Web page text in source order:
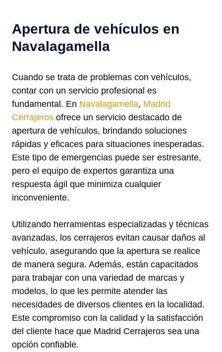
Apertura de vehículos en
Navalagamella
Cuando se trata de problemas con vehículos,
contar con un servicio profesional es
fundamental. En Navalagamella, Madrid
Cerrajeros ofrece un servicio destacado de
apertura de vehículos, brindando soluciones
rápidas y eficaces para situaciones inesperadas.
Este tipo de emergencias puede ser estresante,
pero el equipo de expertos garantiza una
respuesta ágil que minimiza cualquier
inconveniente.
Utilizando herramientas especializadas y técnicas
avanzadas, los cerrajeros evitan causar daños al
vehículo, asegurando que la apertura se realice
de manera segura. Además, están capacitados
para trabajar con una variedad de marcas y
modelos, lo que les permite atender las
necesidades de diversos clientes en la localidad.
Este compromiso con la calidad y la satisfacción
del cliente hace que Madrid Cerrajeros sea una
opción confiable.